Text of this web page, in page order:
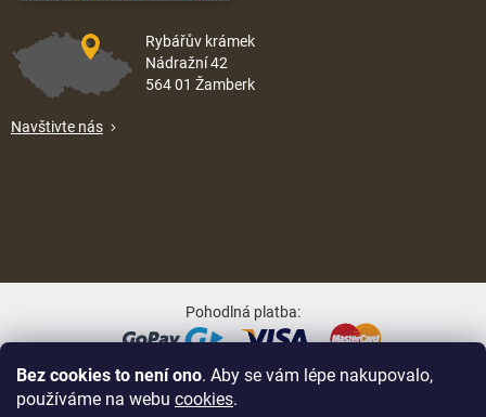
Bez cookies to není ono. Aby se vám lépe nakupovalo,
používáme na webu cookies.
Rybářův krámek
Nádražní 42
564 01 Žamberk
Navštivte nás
Pohodlná platba:
Oblíbené způsoby dopravy: